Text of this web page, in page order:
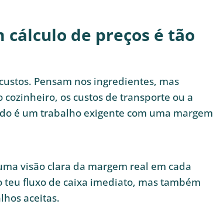
cálculo de preços é tão
Pensam nos ingredientes, mas
os custos de transporte ou a
é um trabalho exigente com uma margem
visão clara da margem real em cada
teu fluxo de caixa imediato, mas também
aceitas.